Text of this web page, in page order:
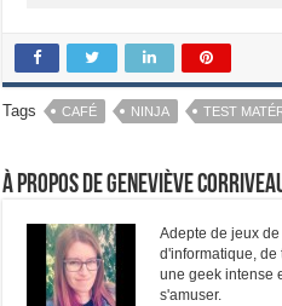
Tags CAFÉ NINJA TEST
À propos de Geneviève
Adepte de jeux
d'informatique,
une geek intense
s'amuser.